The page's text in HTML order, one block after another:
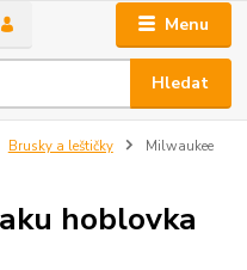
Menu
Hledat
Brusky a leštičky
Milwaukee
hoblovka